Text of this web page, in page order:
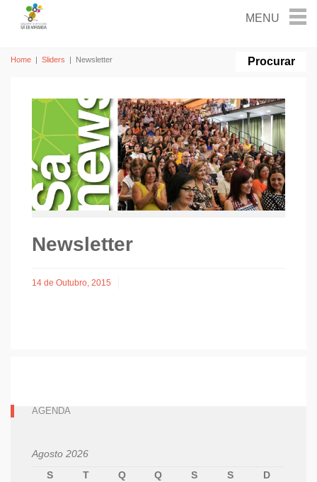
Home | Sliders | Newsletter
Newsletter
14 de Outubro, 2015
AGENDA
Agosto 2026
S
T Q Q S S
D